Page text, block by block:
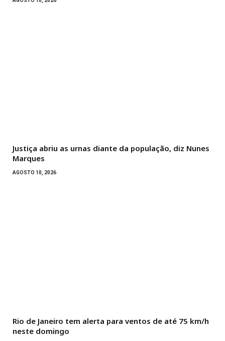
Justiça abriu as urnas diante da população, diz Nunes
Marques
AGOSTO 10, 2026
Rio de Janeiro tem alerta para ventos de até 75 km/h
neste domingo